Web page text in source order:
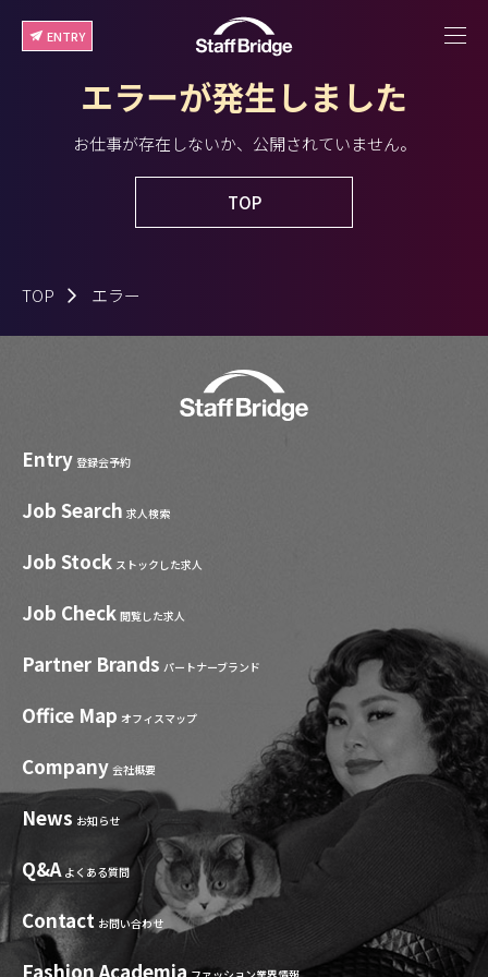
ENTRY
エラーが発生しました
お仕事が存在しないか、公開されていません。
TOP
TOP エラー
Entry 登録会予約
Job Search 求人検索
Job Stock ストックした求人
Job Check 閲覧した求人
Partner Brands パートナーブランド
Office Map オフィスマップ
Company 会社概要
News お知らせ
Q&A よくある質問
Contact お問い合わせ
Fashion Academia